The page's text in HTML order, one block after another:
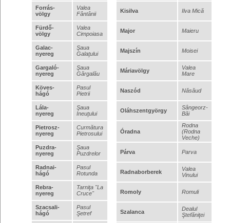
Forrás-
völgy
Valea
Fântânii
Fürdő-
völgy
Valea
Cimpoiasa
Galac-
nyereg
Şaua
Galaţului
Gargaló-
nyereg
Şaua
Gărgalău
Köves-
hágó
Pasul
Pietrii
Lála-
nyereg
Şaua
Ineuţului
Pietrosz-
nyereg
Curmătura
Pietrosului
Puzdra-
nyereg
Şaua
Puzdrelor
Radnai-
hágó
Pasul
Rotunda
Rebra-
nyereg
Tarniţa "La
Cruce"
Szacsali-
hágó
Pasul
Şetref
Kisilva Ilva Mică
Major Maieru
Majszín Moisei
Máriavölgy
Valea
Mare
Naszód Năsăud
Oláhszentgyörgy
Sângeorz-
Băi
Óradna
Rodna
(Rodna
Veche)
Párva Parva
Radnaborberek
Valea
Vinului
Romoly Romuli
Szalanca
Dealul
Ştefăniţei